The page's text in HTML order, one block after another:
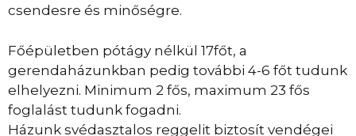
csendesre és minőségre.
Főépületben pótágy nélkül 17főt, a
gerendaházunkban pedig további 4-6 főt tudunk
elhelyezni. Minimum 2 fős, maximum 23 fős
foglalást tudunk fogadni.
Házunk svédasztalos reggelit biztosít vendégei